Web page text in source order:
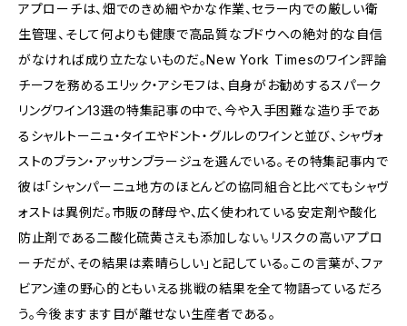
アプローチは、畑でのきめ細やかな作業、セラー内での厳しい衛
生管理、そして何よりも健康で高品質なブドウへの絶対的な自信
がなければ成り立たないものだ。New York Timesのワイン評論
チーフを務めるエリック・アシモフは、自身がお勧めするスパーク
リングワイン13選の特集記事の中で、今や入手困難な造り手であ
るシャルトーニュ・タイエやドント・グルレのワインと並び、シャヴォ
ストのブラン・アッサンブラージュを選んでいる。その特集記事内で
彼は「シャンパーニュ地方のほとんどの協同組合と比べてもシャヴ
ォストは異例だ。市販の酵母や、広く使われている安定剤や酸化
防止剤である二酸化硫黄さえも添加しない。リスクの高いアプロ
ーチだが、その結果は素晴らしい」と記している。この言葉が、ファ
ビアン達の野心的ともいえる挑戦の結果を全て物語っているだろ
う。今後ますます目が離せない生産者である。